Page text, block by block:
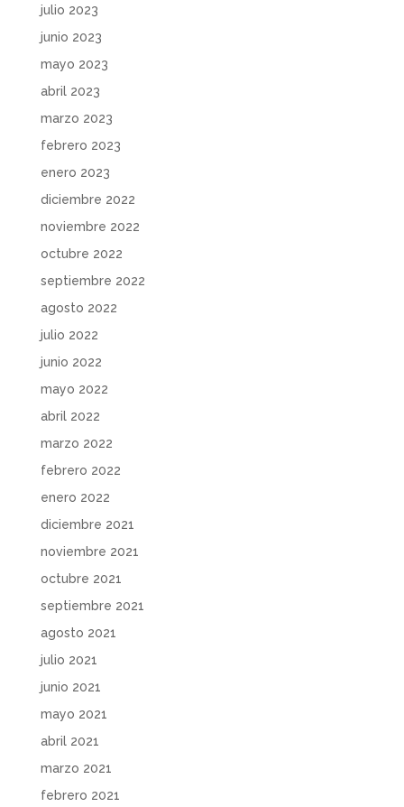
julio 2023
junio 2023
mayo 2023
abril 2023
marzo 2023
febrero 2023
enero 2023
diciembre 2022
noviembre 2022
octubre 2022
septiembre 2022
agosto 2022
julio 2022
junio 2022
mayo 2022
abril 2022
marzo 2022
febrero 2022
enero 2022
diciembre 2021
noviembre 2021
octubre 2021
septiembre 2021
agosto 2021
julio 2021
junio 2021
mayo 2021
abril 2021
marzo 2021
febrero 2021